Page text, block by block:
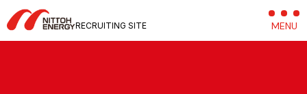
RECRUITING SITE MENU